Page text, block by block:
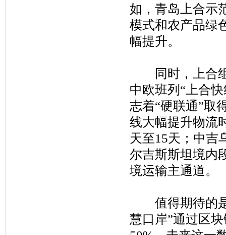
如，青岛上合示
模式和农产品绿
幅提升。
同时，上合组
中欧班列“上合
志着“硬联通”取
线大幅提升物流
天至15天；中吉
尔吉斯斯坦境内
境运输主通道。
值得期待的是
慧口岸”通过区